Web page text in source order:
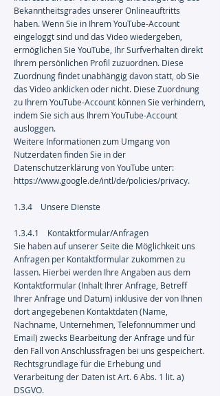
Bekanntheitsgrades unserer Onlineauftritts
haben. Wenn Sie in Ihrem YouTube-Account
eingeloggt sind und das Video wiedergeben,
ermöglichen Sie YouTube, Ihr Surfverhalten direkt
Ihrem persönlichen Profil zuzuordnen. Diese
Zuordnung findet unabhängig davon statt, ob Sie
das Video anklicken oder nicht. Diese Zuordnung
zu Ihrem YouTube-Account können Sie verhindern,
indem Sie sich aus Ihrem YouTube-Account
ausloggen.
Weitere Informationen zum Umgang von
Nutzerdaten finden Sie in der
Datenschutzerklärung von YouTube unter:
https://www.google.de/intl/de/policies/privacy.
1.3.4 Unsere Dienste
1.3.4.1 Kontaktformular/Anfragen
Sie haben auf unserer Seite die Möglichkeit uns
Anfragen per Kontaktformular zukommen zu
lassen. Hierbei werden Ihre Angaben aus dem
Kontaktformular (Inhalt Ihrer Anfrage, Betreff
Ihrer Anfrage und Datum) inklusive der von Ihnen
dort angegebenen Kontaktdaten (Name,
Nachname, Unternehmen, Telefonnummer und
Email) zwecks Bearbeitung der Anfrage und für
den Fall von Anschlussfragen bei uns gespeichert.
Rechtsgrundlage für die Erhebung und
Verarbeitung der Daten ist Art. 6 Abs. 1 lit. a)
DSGVO.